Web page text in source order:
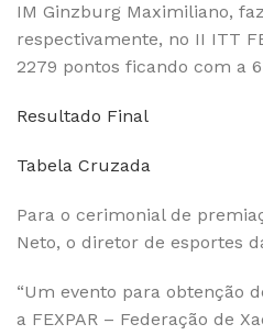
IM Ginzburg Maximiliano,
respectivamente, no II ITT
2279 pontos ficando com a
Resultado Final
Tabela Cruzada
Para o cerimonial de
Neto, o diretor de esportes
“Um evento para obtenção
a FEXPAR – Federação de